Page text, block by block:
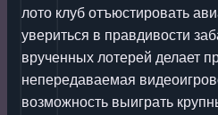
лото клуб отъюстировать
увериться в правдивости
врученных лотерей делает
непередаваемая
возможность выиграть